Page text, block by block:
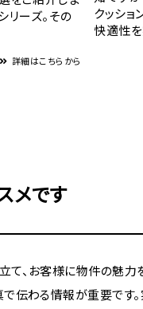
リーズ。その
詳細はこちらから
クッショ
快適性
メです
、お客様に物件の魅力
伝わる情報が重要です